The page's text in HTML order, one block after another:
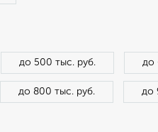
до 500 тыс. руб. до
до 800 тыс. руб. до